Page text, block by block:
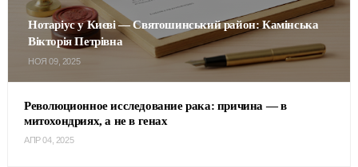
Нотаріус у Києві — Святошинський район: Камінська
Вікторія Петрівна
НОЯ 09, 2025
Революционное исследование рака: причина — в
митохондриях, а не в генах
АПР 04, 2025